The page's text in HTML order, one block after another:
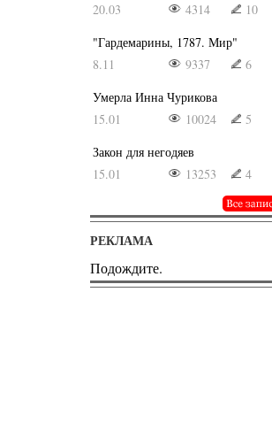
20.03
4314
10
"Гардемарины, 1787. Мир"
8.11
9337
6
Умерла Инна Чурикова
15.01
10024
5
Закон для негодяев
15.01
13253 4
РЕКЛАМА
Подождите.